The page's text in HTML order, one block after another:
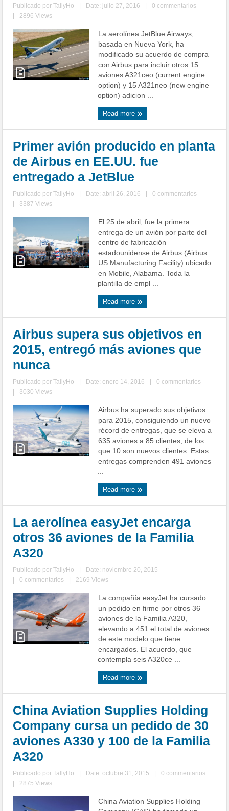
Publicado porTallyHo Date: julio 27, 2016
0 commentarios
2896 Views
La aerolínea JetBlue Airways,
basada en Nueva York, ha
modificado su acuerdo de compra
con Airbus para incluir otros 15
aviones A321ceo (current engine
option) y 15 A321neo (new engine
option) adicion ...
Read more
Primer avión producido en planta
de Airbus en EE.UU. fue
entregado a JetBlue
Publicado porTallyHo Date: abril 26, 2016
0 commentarios
3387 Views
El 25 de abril, fue la primera
entrega de un avión por parte del
centro de fabricación
estadounidense de Airbus (Airbus
US Manufacturing Facility) ubicado
en Mobile, Alabama. Toda la
plantilla de empl ...
Read more
Airbus supera sus objetivos en
2015, entregó más aviones que
nunca
Publicado porTallyHo Date: enero 14, 2016
0 commentarios
3030 Views
Airbus ha superado sus objetivos
para 2015, consiguiendo un nuevo
récord de entregas, que se eleva a
635 aviones a 85 clientes, de los
que 10 son nuevos clientes. Estas
entregas comprenden 491 aviones
...
Read more
La aerolínea easyJet encarga
otros 36 aviones de la Familia
A320
Publicado porTallyHo
Date: noviembre 20, 2015
0 commentarios 2169 Views
La compañía easyJet ha cursado
un pedido en firme por otros 36
aviones de la Familia A320,
elevando a 451 el total de aviones
de este modelo que tiene
encargados. El acuerdo, que
contempla seis A320ce ...
Read more
China Aviation Supplies Holding
Company cursa un pedido de 30
aviones A330 y 100 de la Familia
A320
Publicado porTallyHo Date: octubre 31, 2015
0 commentarios
2875 Views
China Aviation Supplies Holding